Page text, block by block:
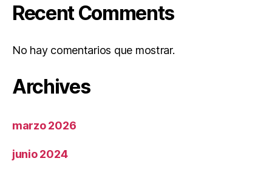
Recent Comments
No hay comentarios que mostrar.
Archives
marzo 2026
junio 2024